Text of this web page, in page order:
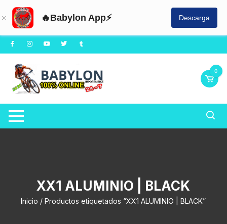
🔥Babylon App⚡ Descarga
Saltar
al
contenido
0
XX1 ALUMINIO | BLACK
Inicio / Productos etiquetados “XX1 ALUMINIO | BLACK”